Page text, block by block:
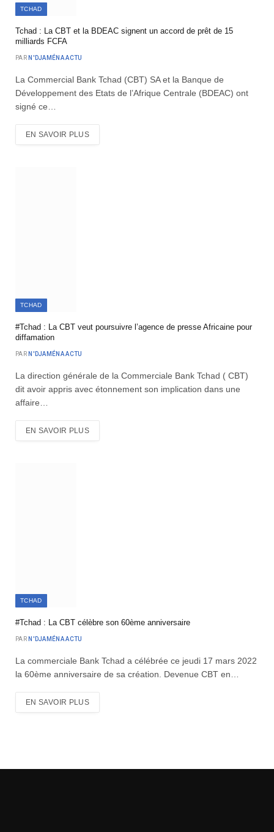
TCHAD
Tchad : La CBT et la BDEAC signent un accord de prêt de 15
milliards FCFA
PAR N'DJAMÉNA ACTU
La Commercial Bank Tchad (CBT) SA et la Banque de
Développement des Etats de l’Afrique Centrale (BDEAC) ont
signé ce…
EN SAVOIR PLUS
TCHAD
#Tchad : La CBT veut poursuivre l’agence de presse Africaine pour
diffamation
PAR N'DJAMÉNA ACTU
La direction générale de la Commerciale Bank Tchad ( CBT)
dit avoir appris avec étonnement son implication dans une
affaire…
EN SAVOIR PLUS
TCHAD
#Tchad : La CBT célèbre son 60ème anniversaire
PAR N'DJAMÉNA ACTU
La commerciale Bank Tchad a célébrée ce jeudi 17 mars 2022
la 60ème anniversaire de sa création. Devenue CBT en…
EN SAVOIR PLUS